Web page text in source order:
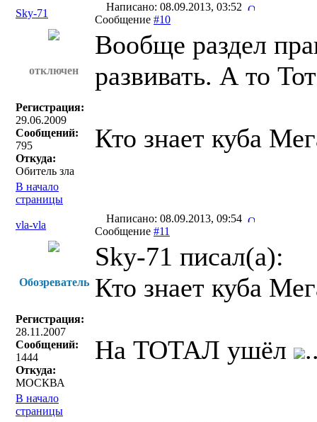
Sky-71
Написано: 08.09.2013, 03:52
Сообщение #10
отключен
Регистрация:
29.06.2009
Сообщений:
795
Откуда:
Обитель зла
Вообще раздел
развивать. А то
Кто знает куба
В начало
страницы
vla-vla
Написано: 08.09.2013, 09:54
Сообщение #11
Обозреватель
Регистрация:
28.11.2007
Сообщений:
1444
Откуда:
МОСКВА
Sky-71 писал(a):
Кто знает куба
На ТОТАЛ ушёл
В начало
страницы